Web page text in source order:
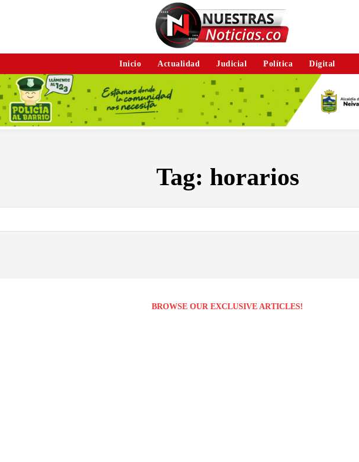
Inicio Actualidad Judicial Política Digital
Tag: horarios
BROWSE OUR EXCLUSIVE ARTICLES!